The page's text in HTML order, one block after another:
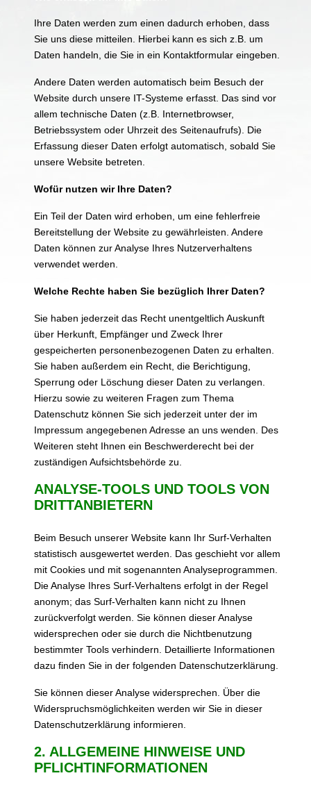
Ihre Daten werden zum einen dadurch erhoben, dass
Sie uns diese mitteilen. Hierbei kann es sich z.B. um
Daten handeln, die Sie in ein Kontaktformular eingeben.
Andere Daten werden automatisch beim Besuch der
Website durch unsere IT-Systeme erfasst. Das sind vor
allem technische Daten (z.B. Internetbrowser,
Betriebssystem oder Uhrzeit des Seitenaufrufs). Die
Erfassung dieser Daten erfolgt automatisch, sobald Sie
unsere Website betreten.
Wofür nutzen wir Ihre Daten?
Ein Teil der Daten wird erhoben, um eine fehlerfreie
Bereitstellung der Website zu gewährleisten. Andere
Daten können zur Analyse Ihres Nutzerverhaltens
verwendet werden.
Welche Rechte haben Sie bezüglich Ihrer Daten?
Sie haben jederzeit das Recht unentgeltlich Auskunft
über Herkunft, Empfänger und Zweck Ihrer
gespeicherten personenbezogenen Daten zu erhalten.
Sie haben außerdem ein Recht, die Berichtigung,
Sperrung oder Löschung dieser Daten zu verlangen.
Hierzu sowie zu weiteren Fragen zum Thema
Datenschutz können Sie sich jederzeit unter der im
Impressum angegebenen Adresse an uns wenden. Des
Weiteren steht Ihnen ein Beschwerderecht bei der
zuständigen Aufsichtsbehörde zu.
ANALYSE-TOOLS UND TOOLS VON
DRITTANBIETERN
Beim Besuch unserer Website kann Ihr Surf-Verhalten
statistisch ausgewertet werden. Das geschieht vor allem
mit Cookies und mit sogenannten Analyseprogrammen.
Die Analyse Ihres Surf-Verhaltens erfolgt in der Regel
anonym; das Surf-Verhalten kann nicht zu Ihnen
zurückverfolgt werden. Sie können dieser Analyse
widersprechen oder sie durch die Nichtbenutzung
bestimmter Tools verhindern. Detaillierte Informationen
dazu finden Sie in der folgenden Datenschutzerklärung.
Sie können dieser Analyse widersprechen. Über die
Widerspruchsmöglichkeiten werden wir Sie in dieser
Datenschutzerklärung informieren.
2. ALLGEMEINE HINWEISE UND
PFLICHTINFORMATIONEN